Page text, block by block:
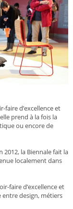
faire d’excellence et
prend à la fois la
ou encore de
la Biennale fait la
localement dans
faire d’excellence et
entre design, métiers